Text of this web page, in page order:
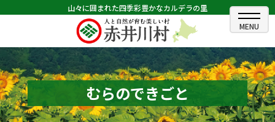
山々に囲まれた四季彩豊かなカルデラの里
ホーム
むらのできごと
むらのプロフィール
むらのできごと